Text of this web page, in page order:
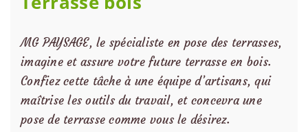
MG PAYSAGE, le spécialiste en pose des terrasses,
imagine et assure votre future terrasse en bois.
Confiez cette tâche à une équipe d’artisans, qui
maîtrise les outils du travail, et concevra une
pose de terrasse comme vous le désirez.